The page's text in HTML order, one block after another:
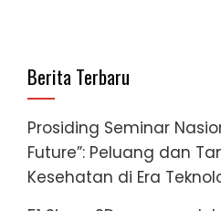
Berita Terbaru
Prosiding Seminar
Future”: Peluang dan
Kesehatan di Era